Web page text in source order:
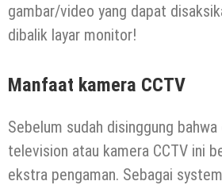
gambar/video yang dapat
dibalik layar monitor!
Manfaat kamera CCTV
Sebelum sudah disinggung
television atau kamera CCTV ini
ekstra pengaman. Sebagai